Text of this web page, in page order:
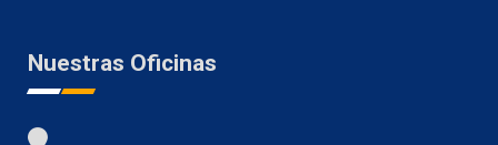
Nuestras Oficinas